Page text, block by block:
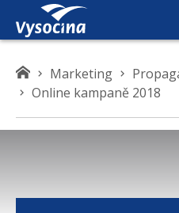
K
d
s
Marketing
Online kampaně 2018